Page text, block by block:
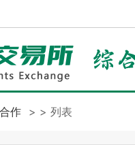
>
作 > 列表